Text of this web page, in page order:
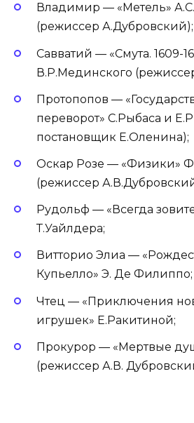
Владимир — «Метель»
(режиссер А.Дубровский);
Савватий — «Смута. 1609-
В.Р.Мединского
Протопопов —
переворот» С.Рыбаса и
постановщик Е.Оленина);
Оскар Розе — «Физики»
(режиссер
Рудольф — «Всегда
Т.Уайлдера;
Витторио Элиа —
Купьелло» Э. Де Филиппо;
Чтец — «Приключения
игрушек» Е.Ракитиной;
Прокурор — «Мертвые
(режиссер А.В.